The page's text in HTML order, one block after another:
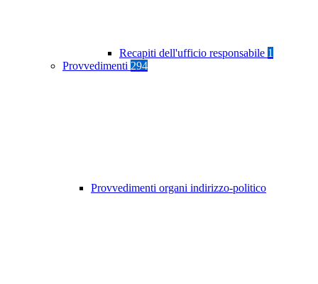
Recapiti dell'ufficio responsabile 1
Provvedimenti 294
Provvedimenti organi indirizzo-politico